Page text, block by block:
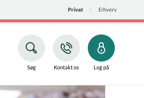
Privat Erhverv
Søg Kontakt os Log på